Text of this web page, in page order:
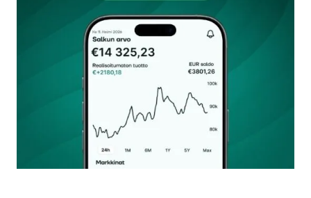
Kommentti*
Nimesi tai nimimerkkisi
Sähköpostiosoitteesi